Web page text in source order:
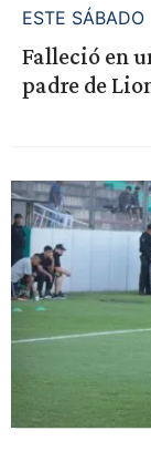
ESTE SÁBADO
Falleció en
padre de